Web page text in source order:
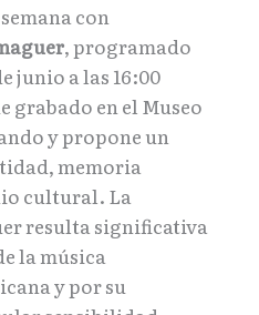
con
, programado
junio a las 16:00
grabado en el Museo
y propone un
memoria
cultural. La
resulta significativa
la música
y por su